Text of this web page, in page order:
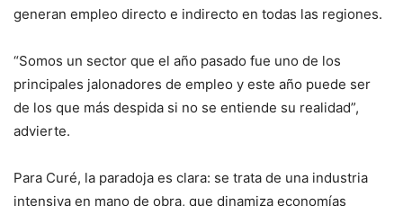
generan empleo directo e indirecto en todas las regiones.
“Somos un sector que el año pasado fue uno de los
principales jalonadores de empleo y este año puede ser
de los que más despida si no se entiende su realidad”,
advierte.
Para Curé, la paradoja es clara: se trata de una industria
intensiva en mano de obra, que dinamiza economías